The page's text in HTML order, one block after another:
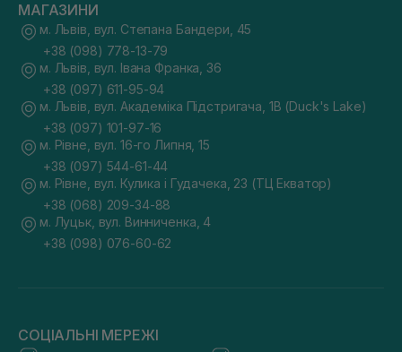
МАГАЗИНИ
м. Львів, вул. Степана Бандери, 45
+38 (098) 778-13-79
м. Львів, вул. Івана Франка, 36
+38 (097) 611-95-94
м. Львів, вул. Академіка Підстригача, 1В (Duck's Lake)
+38 (097) 101-97-16
м. Рівне, вул. 16-го Липня, 15
+38 (097) 544-61-44
м. Рівне, вул. Кулика і Гудачека, 23 (ТЦ Екватор)
+38 (068) 209-34-88
м. Луцьк, вул. Винниченка, 4
+38 (098) 076-60-62
СОЦІАЛЬНІ МЕРЕЖІ